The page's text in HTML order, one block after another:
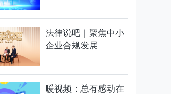
法律说吧｜聚焦中小
企业合规发展
暖视频：总有感动在